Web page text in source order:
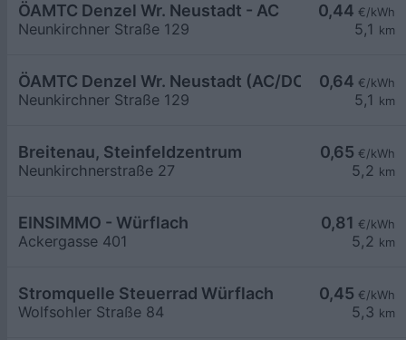
0,44 €/kWh
5,1 km
ÖAMTC Denzel Wr. Neustadt - AC
Neunkirchner Straße 129
0,64 €/kWh
5,1 km
ÖAMTC Denzel Wr. Neustadt (AC/DC)
Neunkirchner Straße 129
0,65 €/kWh
5,2 km
Breitenau, Steinfeldzentrum
Neunkirchnerstraße 27
0,81 €/kWh
5,2 km
EINSIMMO - Würflach
Ackergasse 401
0,45 €/kWh
5,3 km
Stromquelle Steuerrad Würflach
Wolfsohler Straße 84